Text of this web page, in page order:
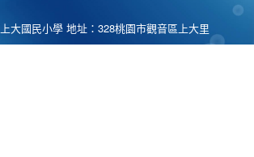
大國民小學 地址：328桃園市觀音區上大里